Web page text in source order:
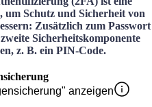
um Schutz und Sicherheit von
Zusätzlich zum Passwort
Sicherheitskomponente
z. B. ein PIN-Code.
anzeigen